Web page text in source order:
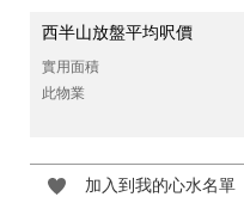
西半山放盤平均呎價
實用面積
此物業
加入到我的心水名單